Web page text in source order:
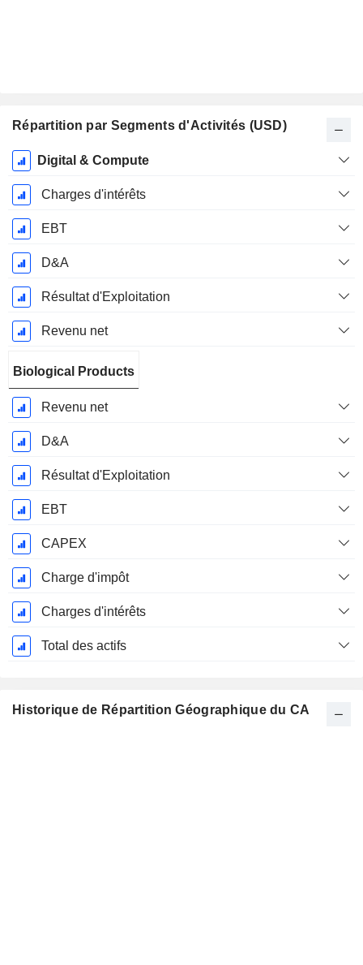
Répartition par Segments d'Activités (USD)
Période
Fiscale:
Mars
Digital & Compute
Charges d'intérêts
EBT
D&A
Résultat d'Exploitation
Revenu net
Biological Products
Revenu net
D&A
Résultat d'Exploitation
EBT
CAPEX
Charge d'impôt
Charges d'intérêts
Total des actifs
Historique de Répartition Géographique du CA